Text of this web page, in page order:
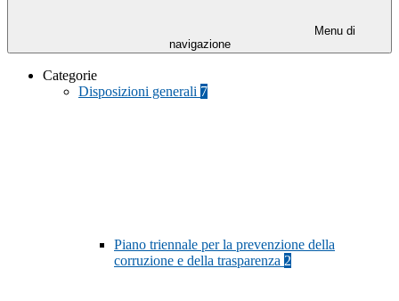
Menu di
navigazione
Categorie
Disposizioni generali 7
Piano triennale per la prevenzione della
corruzione e della trasparenza 2